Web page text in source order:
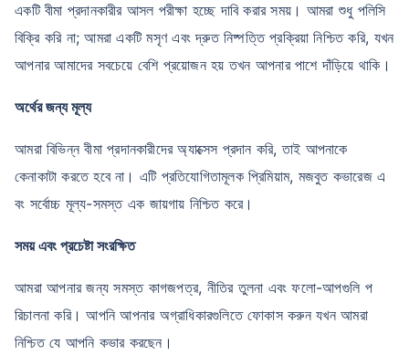
একটি বীমা প্রদানকারীর আসল পরীক্ষা হচ্ছে দাবি করার সময়। আমরা শুধু পলিসি
বিক্রি করি না; আমরা একটি মসৃণ এবং দ্রুত নিষ্পত্তি প্রক্রিয়া নিশ্চিত করি, যখন
আপনার আমাদের সবচেয়ে বেশি প্রয়োজন হয় তখন আপনার পাশে দাঁড়িয়ে থাকি।
অর্থের জন্য মূল্য
আমরা বিভিন্ন বীমা প্রদানকারীদের অ্যাক্সেস প্রদান করি, তাই আপনাকে
কেনাকাটা করতে হবে না। এটি প্রতিযোগিতামূলক প্রিমিয়াম, মজবুত কভারেজ এ
বং সর্বোচ্চ মূল্য-সমস্ত এক জায়গায় নিশ্চিত করে।
সময় এবং প্রচেষ্টা সংরক্ষিত
আমরা আপনার জন্য সমস্ত কাগজপত্র, নীতির তুলনা এবং ফলো-আপগুলি প
রিচালনা করি। আপনি আপনার অগ্রাধিকারগুলিতে ফোকাস করুন যখন আমরা
নিশ্চিত যে আপনি কভার করছেন।